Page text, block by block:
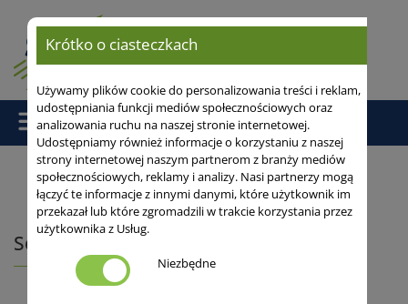
Strona główna/Odmiany/Bobowate/ Soja
Soja
Krótko o ciasteczkach
Używamy plików cookie do personalizowania treści i reklam,
udostępniania funkcji mediów społecznościowych oraz
analizowania ruchu na naszej stronie internetowej.
Udostępniamy również informacje o korzystaniu z naszej
strony internetowej naszym partnerom z branży mediów
społecznościowych, reklamy i analizy. Nasi partnerzy mogą
łączyć te informacje z innymi danymi, które użytkownik im
przekazał lub które zgromadzili w trakcie korzystania przez
użytkownika z Usług.
Niezbędne